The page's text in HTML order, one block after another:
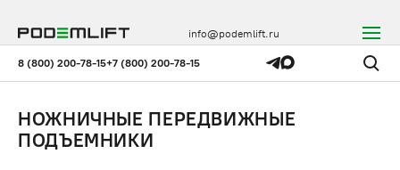
8 (800) 200-78-15+7 (800) 200-78-15
info@podemlift.ru
НОЖНИЧНЫЕ ПЕРЕДВИЖНЫЕ
ПОДЪЕМНИКИ